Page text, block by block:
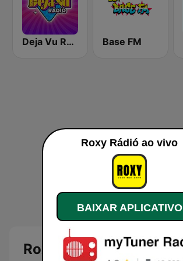
Deja Vu Rádió Base FM
Roxy Rádió
Roxy Rádió ao vivo
BAIXAR APLICATIVO